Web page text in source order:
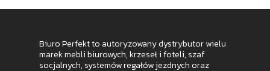
Biuro Perfekt to autoryzowany dystrybutor wielu
marek mebli biurowych, krzeseł i foteli, szaf
socjalnych, systemów regałów jezdnych oraz